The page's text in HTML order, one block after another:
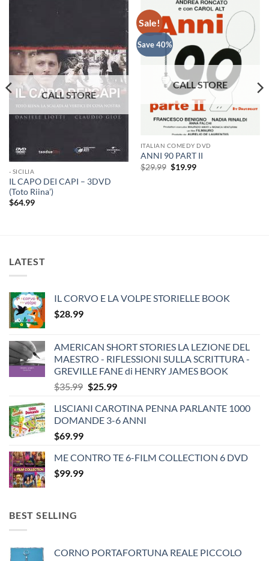
- SICILIA
IL CAPO DEI CAPI – 3DVD
(Toto Riina’)
$64.99
Sale!
Save 40%
ITALIAN COMEDY DVD
ANNI 90 PART II
$29.99 Original
price
$19.99Current
LATEST
IL CORVO E LA VOLPE STORIELLE BOOK
$28.99
AMERICAN SHORT STORIES LA LEZIONE DEL
MAESTRO - RIFLESSIONI SULLA SCRITTURA -
GREVILLE FANE di HENRY JAMES BOOK
$35.99 Original
was:
$35.99.
$25.99Current
is:
$25.99.
LISCIANI CAROTINA PENNA PARLANTE 1000
DOMANDE 3-6 ANNI
$69.99
ME CONTRO TE 6-FILM COLLECTION 6 DVD
$99.99
BEST SELLING
CORNO PORTAFORTUNA REALE PICCOLO